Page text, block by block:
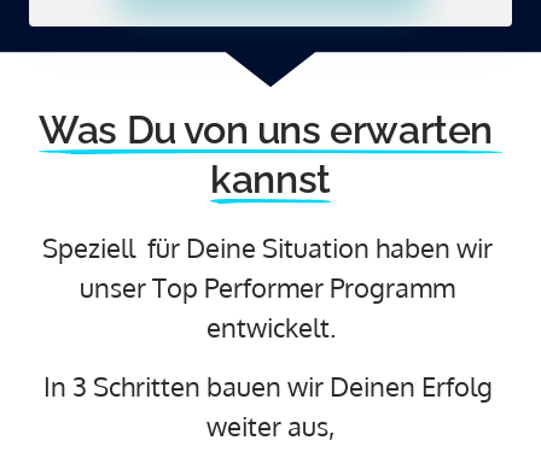
Was Du von uns
kannst
Speziell  für Deine Situation haben wir
unser Top Performer Programm
entwickelt.
In 3 Schritten bauen wir Deinen Erfolg
weiter aus,